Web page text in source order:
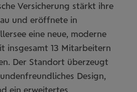
Versicherung stärkt ihre
und eröffnete in
eine neue, moderne
insgesamt 13 Mitarbeitern
Der Standort überzeugt
Design,